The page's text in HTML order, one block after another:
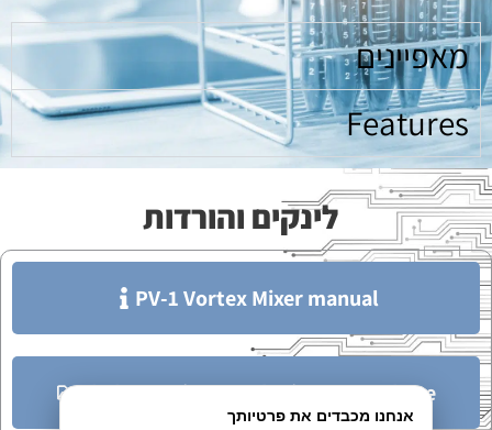
מאפיינים
Features
לינקים והורדות​
PV-1 Vortex Mixer manual
Shakers, Mixers and Stirrers Brochure
אנחנו מכבדים את פרטיותך